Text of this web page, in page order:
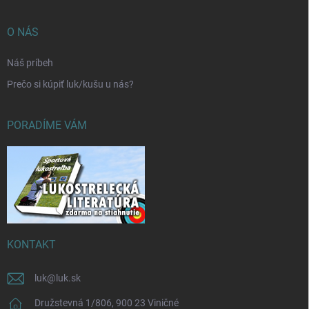
O NÁS
Náš príbeh
Prečo si kúpiť luk/kušu u nás?
PORADÍME VÁM
KONTAKT
luk@ luk.sk
Družstevná 1/806, 900 23 Viničné